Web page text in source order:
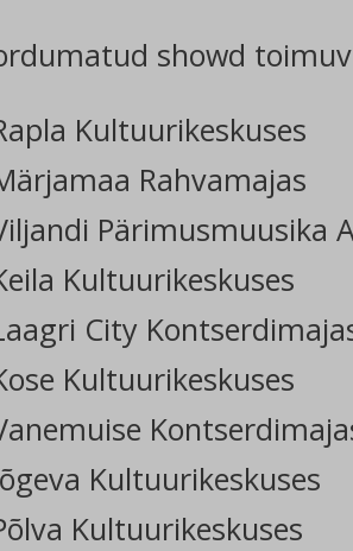
showd
Kultuurikeskuses
Rahvamajas
Pärimusmuusika
Kultuurikeskuses
City
Kultuurikeskuses
Kultuurikeskuses
Kultuurikeskuses